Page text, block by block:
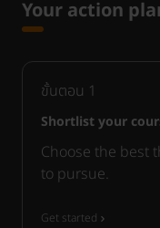
Your action
ขั้นตอน 1
Shortlist your
Choose the best
to pursue.
Get started